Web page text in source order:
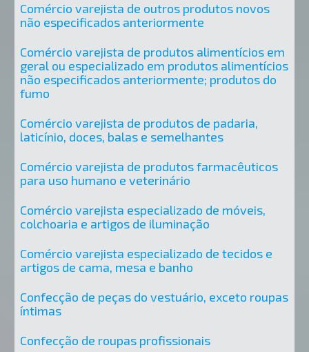
Comércio varejista de outros produtos novos
não especificados anteriormente
Comércio varejista de produtos alimentícios em
geral ou especializado em produtos alimentícios
não especificados anteriormente; produtos do
fumo
Comércio varejista de produtos de padaria,
laticínio, doces, balas e semelhantes
Comércio varejista de produtos farmacêuticos
para uso humano e veterinário
Comércio varejista especializado de móveis,
colchoaria e artigos de iluminação
Comércio varejista especializado de tecidos e
artigos de cama, mesa e banho
Confecção de peças do vestuário, exceto roupas
íntimas
Confecção de roupas profissionais